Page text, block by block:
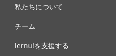
私たちについて
チーム
lernu!を支援する